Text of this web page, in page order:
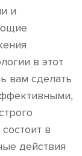
и
в этот
вам сделать
в
действия